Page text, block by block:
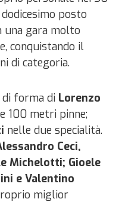
posto
una gara molto
conquistando il
di categoria.
forma di Lorenzo
100 metri pinne;
nelle due specialità.
Ceci,
Michelotti; Gioele
e Valentino
miglior